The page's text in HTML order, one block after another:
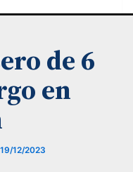
de 6
en
19/12/2023